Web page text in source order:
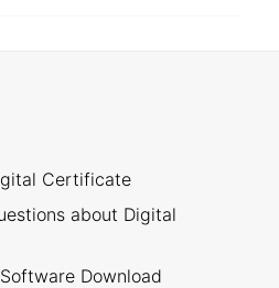
Certificate
about Digital
Download